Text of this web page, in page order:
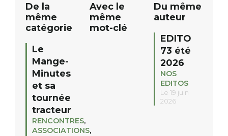
De la
même
catégorie
Le
Mange-
Minutes
et sa
tournée
tracteur
RENCONTRES,
ASSOCIATIONS,
Avec le
même
mot-clé
Du même
auteur
EDITO
73 été
2026
NOS
EDITOS
Le 19 juin
2026